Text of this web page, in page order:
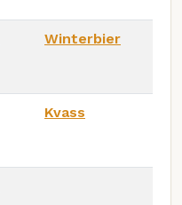
Winterbier
Kvass